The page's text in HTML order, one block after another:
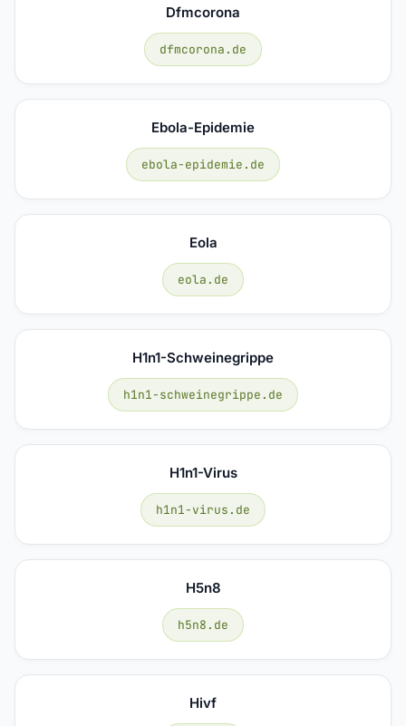
Dfmcorona
dfmcorona.de
Ebola-Epidemie
ebola-epidemie.de
Eola
eola.de
H1n1-Schweinegrippe
h1n1-schweinegrippe.de
H1n1-Virus
h1n1-virus.de
H5n8
h5n8.de
Hivf